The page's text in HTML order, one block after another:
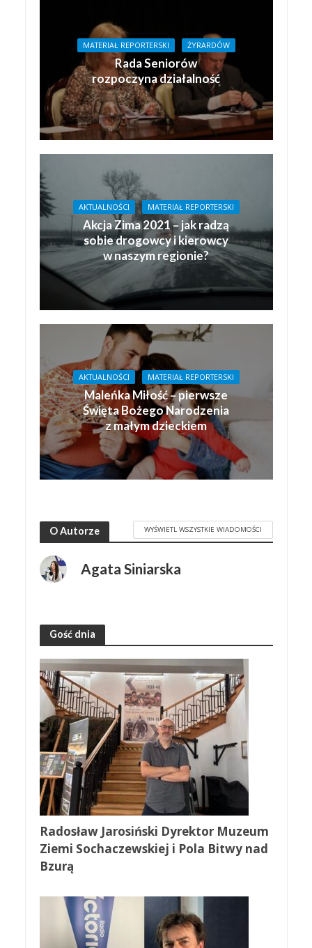
MATERIAŁ REPORTERSKI ŻYRARDÓW
Rada Seniorów
rozpoczyna działalność
AKTUALNOŚCI MATERIAŁ REPORTERSKI
Akcja Zima 2021 – jak radzą
sobie drogowcy i kierowcy
w naszym regionie?
AKTUALNOŚCI MATERIAŁ REPORTERSKI
Maleńka Miłość – pierwsze
Święta Bożego Narodzenia
z małym dzieckiem
O Autorze WYŚWIETL WSZYSTKIE WIADOMOŚCI
Agata Siniarska
Gość dnia
Radosław Jarosiński Dyrektor Muzeum
Ziemi Sochaczewskiej i Pola Bitwy nad
Bzurą